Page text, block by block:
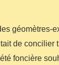
géomètres-
de concilier
foncière